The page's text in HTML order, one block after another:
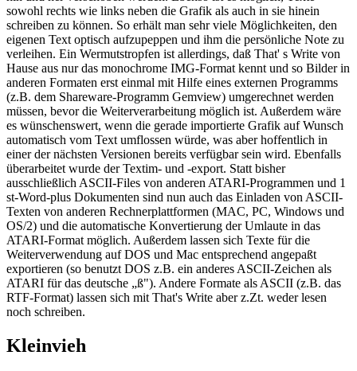
sowohl rechts wie links neben die Grafik als auch in sie hinein
schreiben zu können. So erhält man sehr viele Möglichkeiten, den
eigenen Text optisch aufzupeppen und ihm die persönliche Note zu
verleihen. Ein Wermutstropfen ist allerdings, daß That' s Write von
Hause aus nur das monochrome IMG-Format kennt und so Bilder in
anderen Formaten erst einmal mit Hilfe eines externen Programms
(z.B. dem Shareware-Programm Gemview) umgerechnet werden
müssen, bevor die Weiterverarbeitung möglich ist. Außerdem wäre
es wünschenswert, wenn die gerade importierte Grafik auf Wunsch
automatisch vom Text umflossen würde, was aber hoffentlich in
einer der nächsten Versionen bereits verfügbar sein wird. Ebenfalls
überarbeitet wurde der Textim- und -export. Statt bisher
ausschließlich ASCII-Files von anderen ATARI-Programmen und 1
st-Word-plus Dokumenten sind nun auch das Einladen von ASCII-
Texten von anderen Rechnerplattformen (MAC, PC, Windows und
OS/2) und die automatische Konvertierung der Umlaute in das
ATARI-Format möglich. Außerdem lassen sich Texte für die
Weiterverwendung auf DOS und Mac entsprechend angepaßt
exportieren (so benutzt DOS z.B. ein anderes ASCII-Zeichen als
ATARI für das deutsche „ß"). Andere Formate als ASCII (z.B. das
RTF-Format) lassen sich mit That's Write aber z.Zt. weder lesen
noch schreiben.
Kleinvieh